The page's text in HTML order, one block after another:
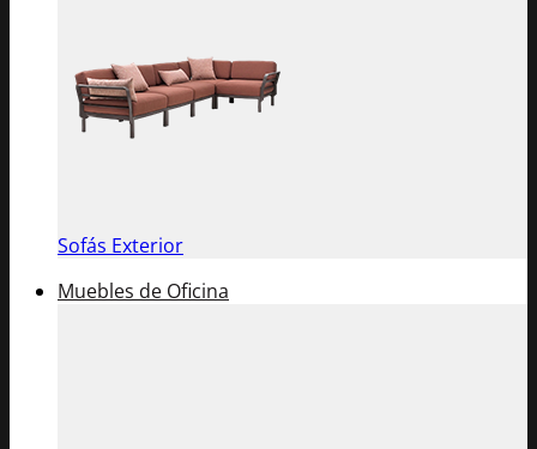
Sofás Exterior
Muebles de Oficina